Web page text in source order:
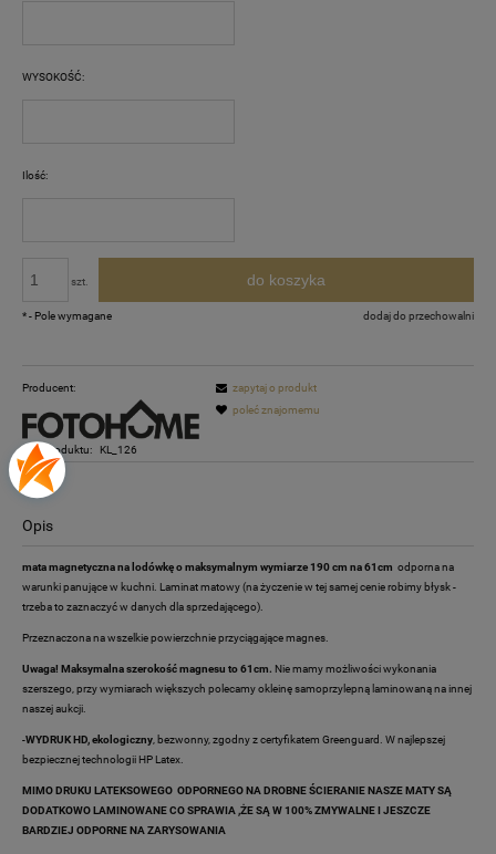
WYSOKOŚĆ:
Ilość:
szt. do koszyka
dodaj do przechowalni
*- Pole wymagane
Producent:
Kod produktu: KL_126
zapytaj o produkt
poleć znajomemu
Opis
mata magnetyczna na lodówkę o maksymalnym wymiarze 190 cm na 61cm odporna na
warunki panujące w kuchni. Laminat matowy (na życzenie w tej samej cenie robimy błysk -
trzeba to zaznaczyć w danych dla sprzedającego).
Przeznaczona na wszelkie powierzchnie przyciągające magnes.
Uwaga! Maksymalna szerokość magnesu to 61cm. Nie mamy możliwości wykonania
szerszego, przy wymiarach większych polecamy okleinę samoprzylepną laminowaną na innej
naszej aukcji.
-WYDRUK HD, ekologiczny, bezwonny, zgodny z certyfikatem Greenguard. W najlepszej
bezpiecznej technologii HP Latex.
MIMO DRUKU LATEKSOWEGO ODPORNEGO NA DROBNE ŚCIERANIE NASZE MATY SĄ
DODATKOWO LAMINOWANE CO SPRAWIA ,ŻE SĄ W 100% ZMYWALNE I JESZCZE
BARDZIEJ ODPORNE NA ZARYSOWANIA